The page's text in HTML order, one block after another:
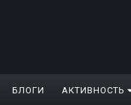
БЛОГИ АКТИВНОСТЬ